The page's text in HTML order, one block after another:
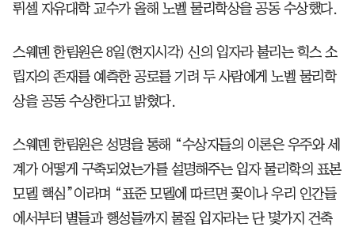
뤼셀 자유대학 교수가 올해 노벨 물리학상을 공동 수상했다.
스웨덴 한림원은 8일(현지시각) 신의 입자라 불리는 힉스 소
립자의 존재를 예측한 공로를 기려 두 사람에게 노벨 물리학
상을 공동 수상한다고 밝혔다.
스웨덴 한림원은 성명을 통해 “수상자들의 이론은 우주와 세
계가 어떻게 구축되었는가를 설명해주는 입자 물리학의 표본
모델 핵심”이라며 “표준 모델에 따르면 꽃이나 우리 인간들
에서부터 별들과 행성들까지 물질 입자라는 단 몇가지 건축